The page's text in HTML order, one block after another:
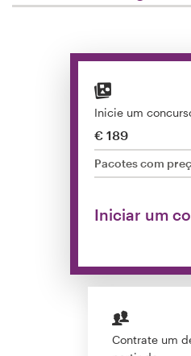
Inicie um
€ 189
Pacotes com
Iniciar um
Contrate um
Concursos de designs
Veja inspirações
99designs Studio